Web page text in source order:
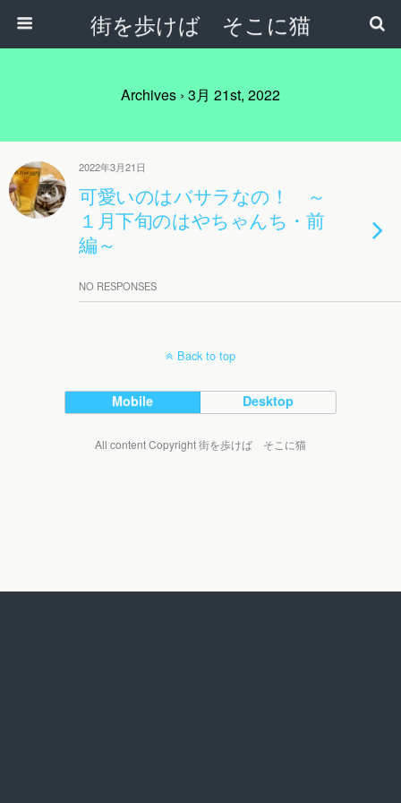
街を歩けば そこに猫
Archives › 3月 21st, 2022
2022年3月21日
可愛いのはバサラなの！ ～
１月下旬のはやちゃんち・前
編～
NO RESPONSES
Back to top
Mobile Desktop
All content Copyright 街を歩けば そこに猫